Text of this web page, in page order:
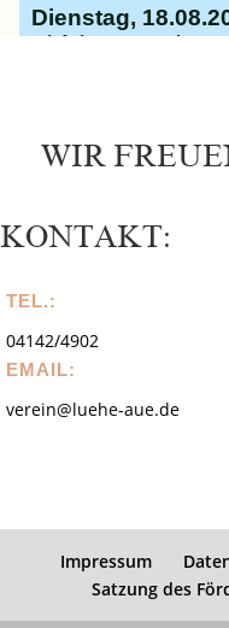
WIR
KONTAKT:
TEL.:
04142/4902
EMAIL:
verein@luehe-aue.de
Impressum
Satzung des